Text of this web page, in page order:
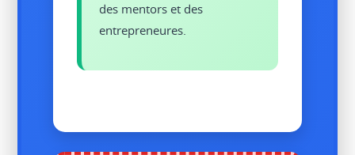
des mentors et des
entrepreneures.